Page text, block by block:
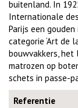
buitenland. In
Internationale
Parijs een gouden
categorie ‘Art de
bouwvakkers, het
matrozen op
schets in passe-
Referentie